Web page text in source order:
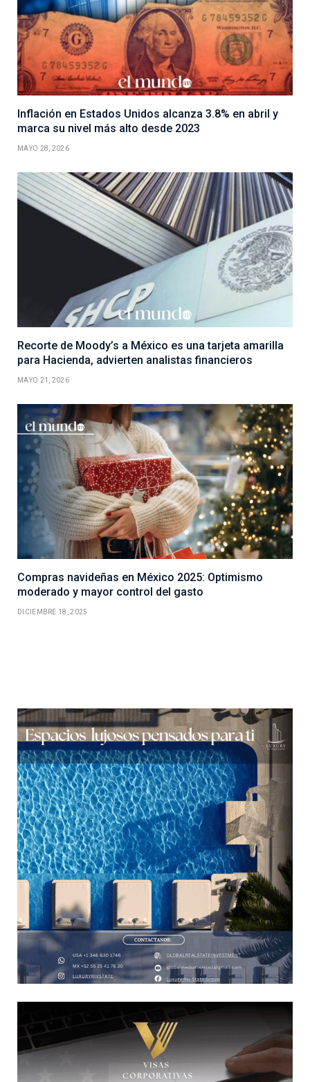
Inflación en Estados Unidos alcanza 3.8% en abril y
marca su nivel más alto desde 2023
MAYO 28, 2026
Recorte de Moody’s a México es una tarjeta amarilla
para Hacienda, advierten analistas financieros
MAYO 21, 2026
Compras navideñas en México 2025: Optimismo
moderado y mayor control del gasto
DICIEMBRE 18, 2025